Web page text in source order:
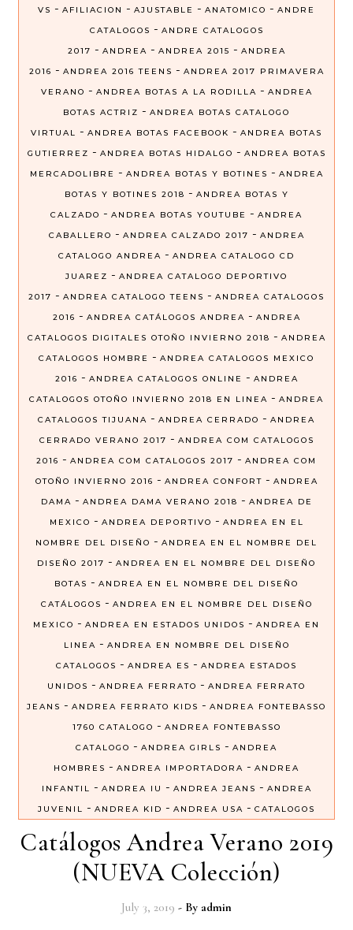
VS - AFILIACION - AJUSTABLE - ANATOMICO - ANDRE
CATALOGOS - ANDRE CATALOGOS
2017 - ANDREA - ANDREA 2015 - ANDREA
2016 - ANDREA 2016 TEENS - ANDREA 2017 PRIMAVERA
VERANO - ANDREA BOTAS A LA RODILLA - ANDREA
BOTAS ACTRIZ - ANDREA BOTAS CATALOGO
VIRTUAL
- ANDREA BOTAS FACEBOOK - ANDREA BOTAS
GUTIERREZ - ANDREA BOTAS HIDALGO - ANDREA BOTAS
MERCADOLIBRE
- ANDREA BOTAS Y BOTINES - ANDREA
BOTAS Y BOTINES 2018 - ANDREA BOTAS Y
CALZADO - ANDREA BOTAS YOUTUBE - ANDREA
CABALLERO - ANDREA CALZADO 2017 - ANDREA
CATALOGO ANDREA - ANDREA CATALOGO CD
JUAREZ - ANDREA CATALOGO DEPORTIVO
2017 - ANDREA CATALOGO TEENS - ANDREA CATALOGOS
2016 - ANDREA CATÁLOGOS ANDREA - ANDREA
CATALOGOS DIGITALES OTOÑO INVIERNO 2018 - ANDREA
CATALOGOS HOMBRE
- ANDREA CATALOGOS MEXICO
2016 - ANDREA CATALOGOS ONLINE - ANDREA
CATALOGOS OTOÑO INVIERNO 2018 EN LINEA - ANDREA
CATALOGOS TIJUANA - ANDREA CERRADO - ANDREA
CERRADO VERANO 2017 - ANDREA COM CATALOGOS
2016 - ANDREA COM CATALOGOS 2017 - ANDREA COM
OTOÑO INVIERNO 2016 - ANDREA CONFORT - ANDREA
DAMA - ANDREA DAMA VERANO 2018 - ANDREA DE
MEXICO - ANDREA DEPORTIVO - ANDREA EN EL
NOMBRE DEL DISEÑO - ANDREA EN EL NOMBRE DEL
DISEÑO 2017 - ANDREA EN EL NOMBRE DEL DISEÑO
BOTAS - ANDREA EN EL NOMBRE DEL DISEÑO
CATÁLOGOS - ANDREA EN EL NOMBRE DEL DISEÑO
MEXICO - ANDREA EN ESTADOS UNIDOS - ANDREA EN
LINEA - ANDREA EN NOMBRE DEL DISEÑO
CATALOGOS - ANDREA ES - ANDREA ESTADOS
UNIDOS - ANDREA FERRATO - ANDREA FERRATO
JEANS - ANDREA FERRATO KIDS - ANDREA FONTEBASSO
1760 CATALOGO - ANDREA FONTEBASSO
CATALOGO - ANDREA GIRLS - ANDREA
HOMBRES - ANDREA IMPORTADORA - ANDREA
INFANTIL
- ANDREA IU - ANDREA JEANS - ANDREA
JUVENIL
- ANDREA KID - ANDREA USA - CATALOGOS
Catálogos Andrea Verano 2019
(NUEVA Colección)
July 3, 2019 - By admin